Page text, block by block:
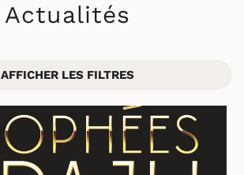
Actualités
AFFICHER LES FILTRES